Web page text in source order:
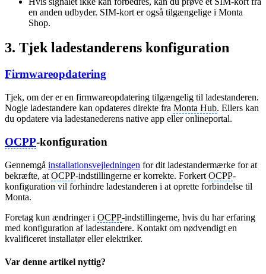
en anden udbyder. SIM-kort er også tilgængelige i Monta
Shop.
3. Tjek ladestanderens konfiguration
Firmwareopdatering
Tjek, om der er en firmwareopdatering tilgængelig til ladestanderen.
Nogle ladestandere kan opdateres direkte fra Monta Hub. Ellers kan
du opdatere via ladestanederens native app eller onlineportal.
OCPP-konfiguration
Gennemgå installationsvejledningen for dit ladestandermærke for at
bekræfte, at OCPP-indstillingerne er korrekte. Forkert OCPP-
konfiguration vil forhindre ladestanderen i at oprette forbindelse til
Monta.
Foretag kun ændringer i OCPP-indstillingerne, hvis du har erfaring
med konfiguration af ladestandere. Kontakt om nødvendigt en
kvalificeret installatør eller elektriker.
Var denne artikel nyttig?